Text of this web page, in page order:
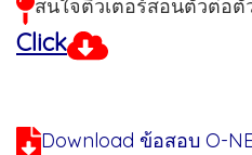
สนใจติวเตอร์สอนตัวต่อ
Click
Download ข้อสอบ O-